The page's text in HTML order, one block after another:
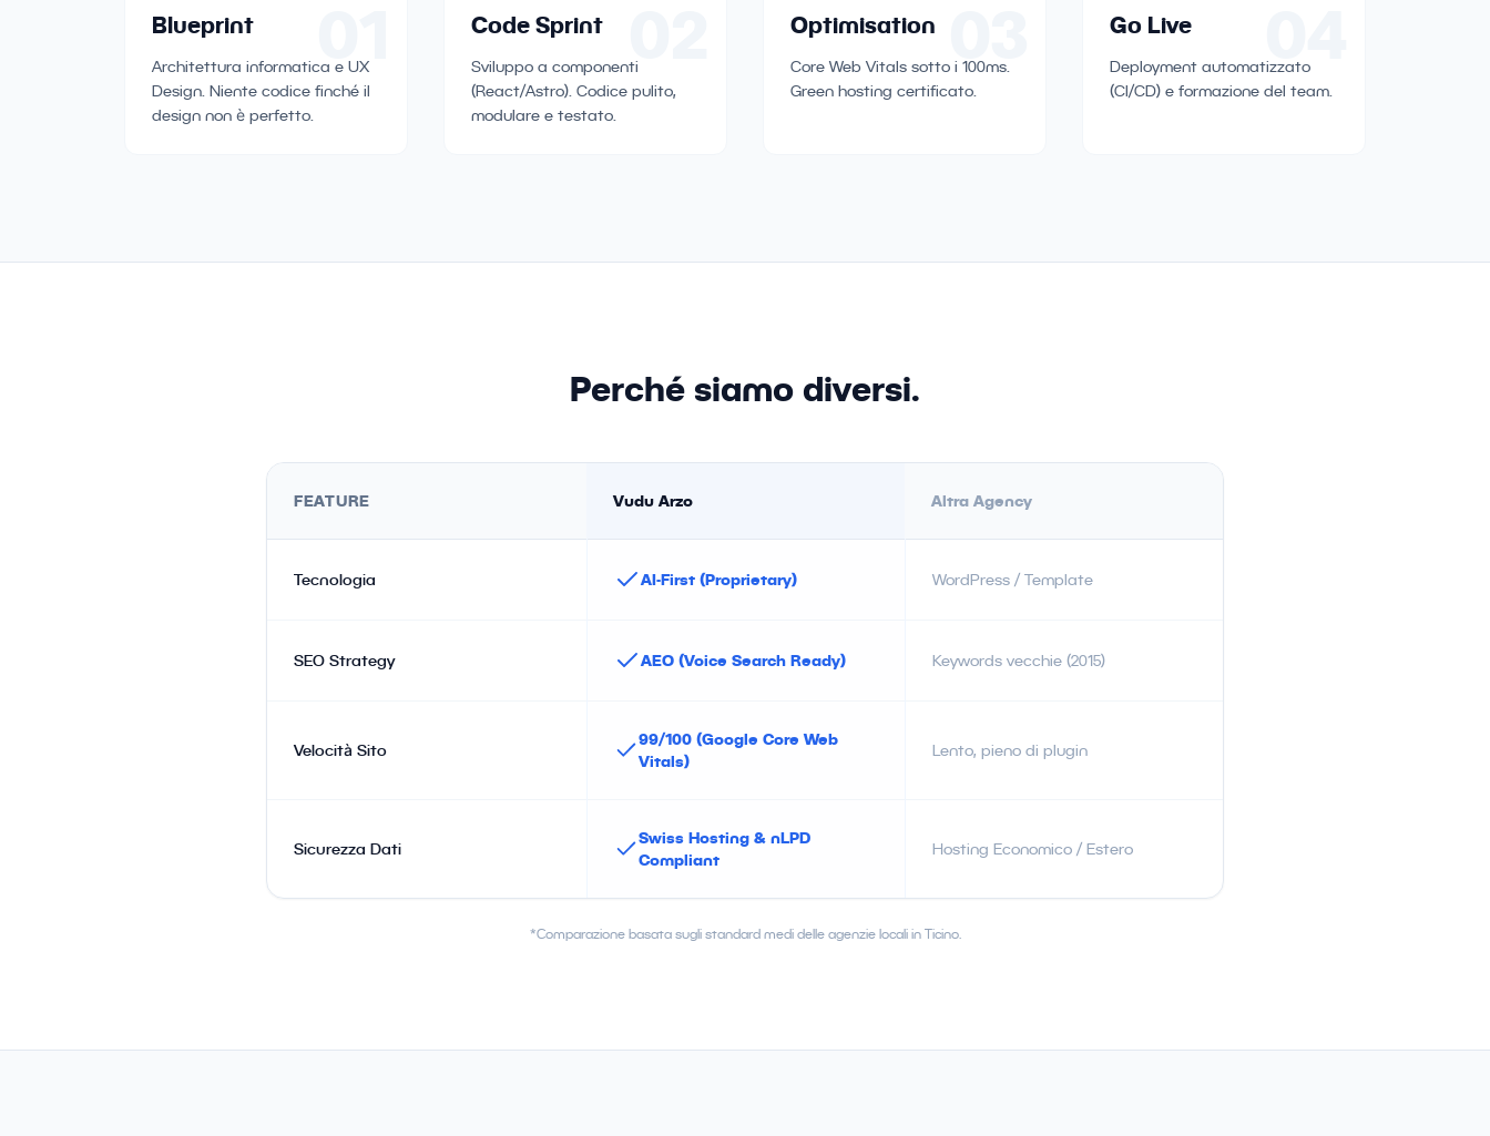
Blueprint
Architettura informatica e UX
Design. Niente codice finché il
design non è perfetto.
Code Sprint
Sviluppo a componenti
(React/Astro). Codice pulito,
modulare e testato.
Optimisation
Core Web Vitals sotto i 100ms.
Green hosting certificato.
Go Live
Deployment automatizzato
(CI/CD) e formazione del team.
Perché siamo diversi.
FEATURE Vudu Arzo Altra Agency
Tecnologia AI-First (Proprietary) WordPress / Template
SEO Strategy AEO (Voice Search Ready) Keywords vecchie (2015)
Velocità Sito
99/100 (Google Core Web
Vitals)
Lento, pieno di plugin
Sicurezza Dati
Swiss Hosting & nLPD
Compliant
Hosting Economico / Estero
*Comparazione basata sugli standard medi delle agenzie locali in Ticino.